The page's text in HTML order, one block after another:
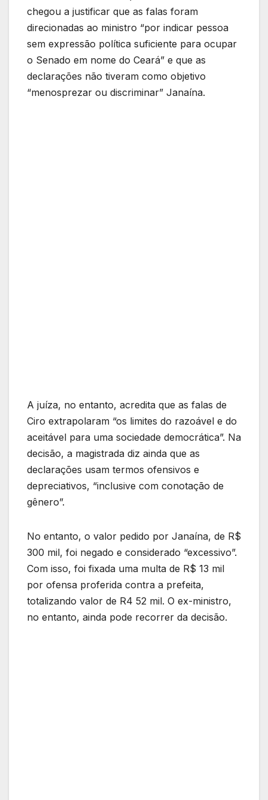
chegou a justificar que as falas foram
direcionadas ao ministro “por indicar pessoa
sem expressão política suficiente para ocupar
o Senado em nome do Ceará” e que as
declarações não tiveram como objetivo
“menosprezar ou discriminar” Janaína.
A juíza, no entanto, acredita que as falas de
Ciro extrapolaram “os limites do razoável e do
aceitável para uma sociedade democrática”. Na
decisão, a magistrada diz ainda que as
declarações usam termos ofensivos e
depreciativos, “inclusive com conotação de
gênero”.
No entanto, o valor pedido por Janaína, de R$
300 mil, foi negado e considerado “excessivo”.
Com isso, foi fixada uma multa de R$ 13 mil
por ofensa proferida contra a prefeita,
totalizando valor de R4 52 mil. O ex-ministro,
no entanto, ainda pode recorrer da decisão.